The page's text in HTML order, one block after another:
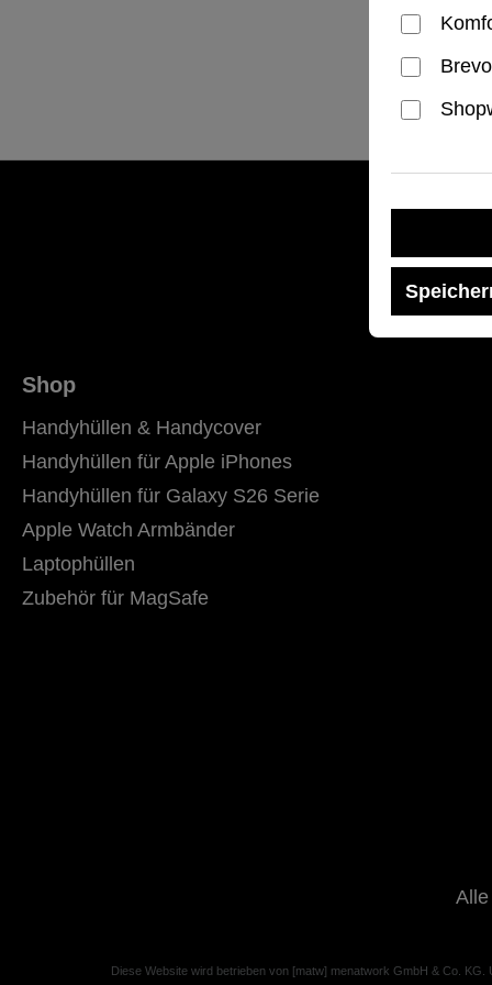
74,99 €
Shop
Handyhüllen & Handycover
Handyhüllen für Apple iPhones
Handyhüllen für Galaxy S26 Serie
Apple Watch Armbänder
Laptophüllen
Zubehör für MagSafe
Diese Website wird betrieben von [matw] menatwork GmbH & Co.
Brevo